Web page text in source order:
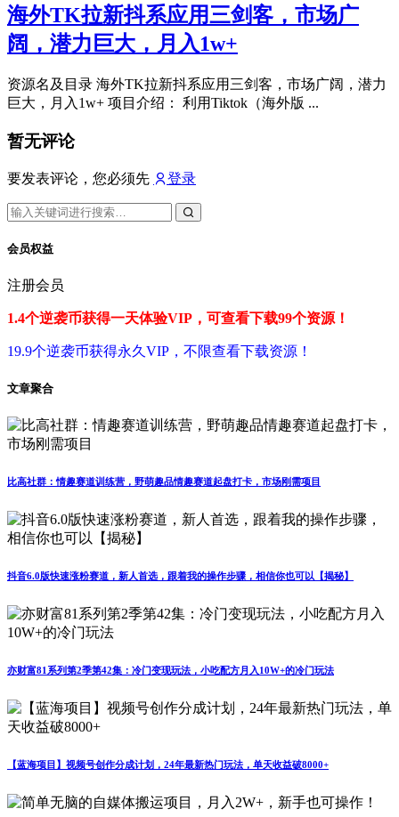
海外TK拉新抖系应用三剑客，市场广
阔，潜力巨大，月入1w+
资源名及目录 海外TK拉新抖系应用三剑客，市场广阔，潜力
巨大，月入1w+ 项目介绍： 利用Tiktok（海外版 ...
暂无评论
要发表评论，您必须先 登录
会员权益
注册会员
1.4个逆袭币获得一天体验VIP，可查看下载99个资源！
19.9个逆袭币获得永久VIP，不限查看下载资源！
文章聚合
比高社群：情趣赛道训练营，野萌趣品情趣赛道起盘打卡，市场刚需项目
抖音6.0版快速涨粉赛道，新人首选，跟着我的操作步骤，相信你也可以【揭秘】
亦财富81系列第2季第42集：冷门变现玩法，小吃配方月入10W+的冷门玩法
【蓝海项目】视频号创作分成计划，24年最新热门玩法，单天收益破8000+